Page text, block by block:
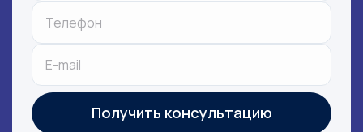
Получить консультацию